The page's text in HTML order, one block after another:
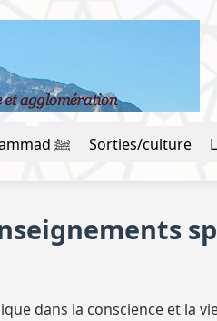
La vie du prophète Mouhammad ﷺ Sorties/culture
dans la conscience et la